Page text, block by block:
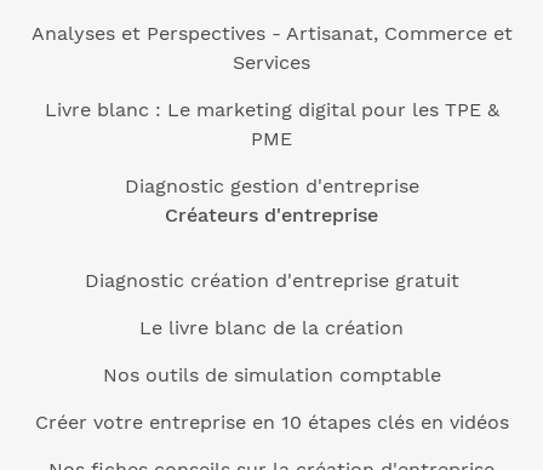
Analyses et Perspectives - Artisanat, Commerce et
Services
Livre blanc : Le marketing digital pour les TPE &
PME
Diagnostic gestion d'entreprise
Créateurs d'entreprise
Diagnostic création d'entreprise gratuit
Le livre blanc de la création
Nos outils de simulation comptable
Créer votre entreprise en 10 étapes clés en vidéos